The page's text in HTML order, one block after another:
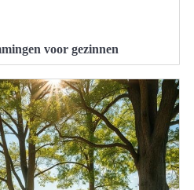
voor gezinnen